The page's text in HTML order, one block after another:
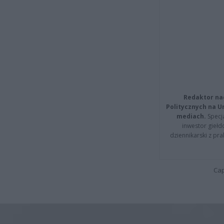
Redaktor
Politycznych na
mediach.
inwestor
dziennikarski z